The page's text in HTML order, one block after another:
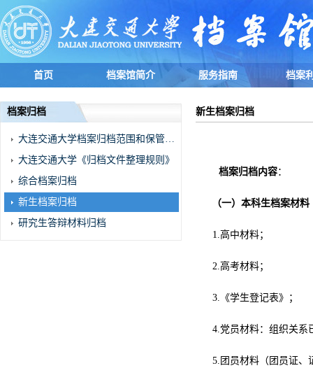
首页 档案馆简介 服务指南 档案
档案归档
大连交通大学档案归档范围和保管期限表
大连交通大学《归档文件整理规则》
综合档案归档
新生档案归档
研究生答辩材料归档
新生档案归档
档案归档内容：
（一）本科生档案材料
1.高中材料；
2.高考材料；
3. 《学生登记表》；
4.党员材料：组织关系
5. 团员材料（团员证、